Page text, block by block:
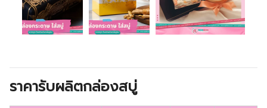
ราคารับผลิตกล่องสบู่